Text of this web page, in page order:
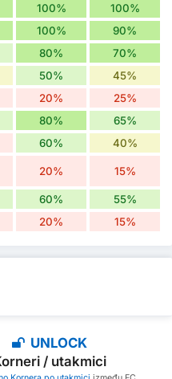
100% 100%
100% 90%
80% 70%
50% 45%
20% 25%
80% 65%
60% 40%
20% 15%
60% 55%
20% 15%
UNLOCK
/ utakmici